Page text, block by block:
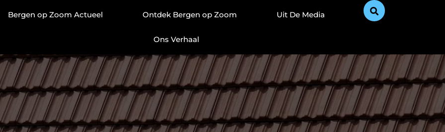
Bergen op Zoom Actueel Ontdek Bergen op Zoom Uit De Media
Ons Verhaal